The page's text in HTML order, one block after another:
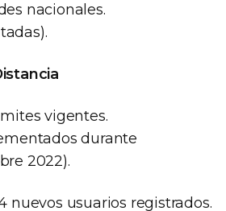
nacionales.
vigentes.
durante
2022).
nuevos usuarios registrados.